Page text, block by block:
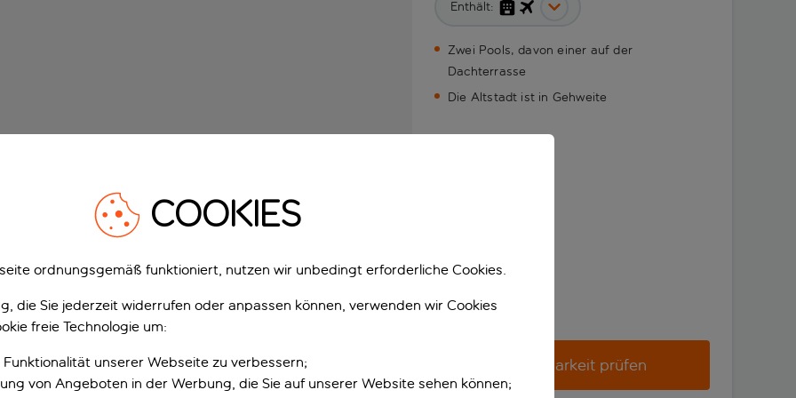
Enthält:
Zwei Pools, davon einer auf der
Dachterrasse
Die Altstadt ist in Gehweite
Verfügbarkeit prüfen
COOKIES
ordnungsgemäß funktioniert, nutzen wir unbedingt erforderliche Cookies.
die Sie jederzeit widerrufen oder anpassen können, verwenden wir Cookies
freie Technologie um:
unserer Webseite zu verbessern;
von Angeboten in der Werbung, die Sie auf unserer Website sehen können;